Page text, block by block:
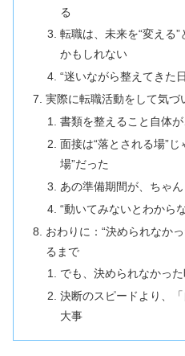
る
転職は、未来を“変える”
かもしれない
“迷いながら整えてきた
実際に転職活動をして気づ
書類を整えること自体
面接は“落とされる場”
場”だった
あの準備期間が、ちゃん
“動いてみないとわから
おわりに：“決められなか
るまで
でも、決められなかっ
決断のスピードより、
大事